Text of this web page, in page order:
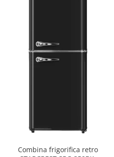
Combina frigorifica retro